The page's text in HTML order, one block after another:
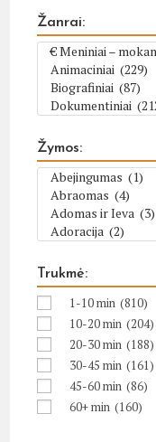
Žanrai:
Žymos:
Trukmė:
1-10 min (810)
10-20 min (204)
20-30 min (188)
30-45 min (161)
45-60 min (86)
60+ min (160)